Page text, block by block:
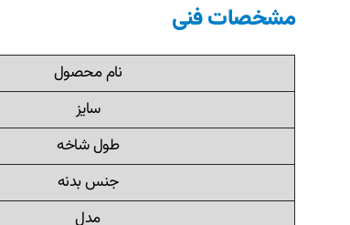
مشخصات فنی
نام محصول
سایز
طول شاخه
جنس بدنه
مدل